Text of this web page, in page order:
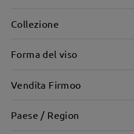
Collezione
Forma del viso
Vendita Firmoo
Paese / Region